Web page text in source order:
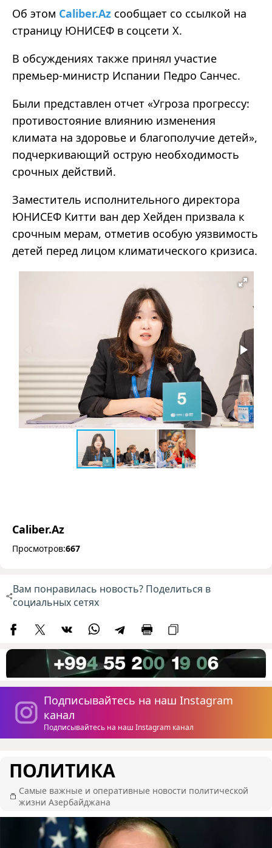
Об этом Caliber.Az сообщает со ссылкой на
страницу ЮНИСЕФ в соцсети Х.
В обсуждениях также принял участие
премьер-министр Испании Педро Санчес.
Были представлен отчет «Угроза прогрессу:
противостояние влиянию изменения
климата на здоровье и благополучие детей»,
подчеркивающий острую необходимость
срочных действий.
Заместитель исполнительного директора
ЮНИСЕФ Китти ван дер Хейден призвала к
срочным мерам, отметив особую уязвимость
детей перед лицом климатического кризиса.
Caliber.Az
Просмотров:667
Вам понравилась новость? Поделиться в
социальных сетях
Подписывайтесь на наш Instagram
канал
Подписывайтесь на наш Instagram канал
ПОЛИТИКА
Самые важные и оперативные новости политической
жизни Азербайджана